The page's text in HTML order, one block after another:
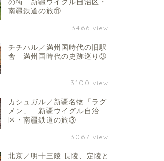
の街 新疆ウイグル自治区・
南疆鉄道の旅⑪
3466 view
チチハル／満州国時代の旧駅
舎 満州国時代の史跡巡り③
3100 view
カシュガル／新疆名物「ラグ
メン」 新疆ウイグル自治
区・南疆鉄道の旅③
3067 view
北京／明十三陵 長陵、定陵と